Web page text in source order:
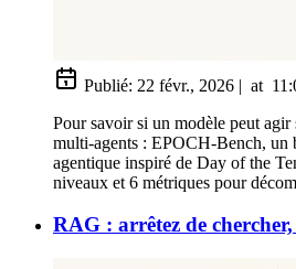
Publié: 22 févr., 2026 | at
Pour savoir si un modèle peut
multi-agents : EPOCH-Bench, un
agentique inspiré de Day of the
niveaux et 6 métriques pour
RAG : arrêtez de chercher,